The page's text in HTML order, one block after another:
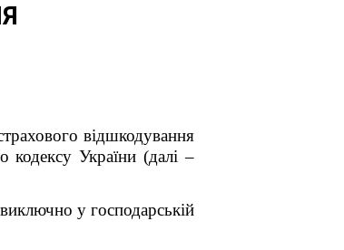
відшкодування
кодексу України (далі –
у господарській